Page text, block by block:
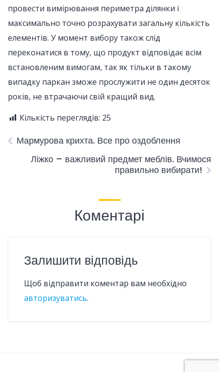
провести вимірювання периметра ділянки і
максимально точно розрахувати загальну кількість
елементів. У момент вибору також слід
переконатися в тому, що продукт відповідає всім
встановленим вимогам, так як тільки в такому
випадку паркан зможе прослужити не один десяток
років, не втрачаючи свій кращий вид.
Кількість переглядів: 25
Мармурова крихта. Все про оздоблення
Ліжко – важливий предмет меблів. Вчимося
правильно вибирати!
Коментарі
Залишити відповідь
Щоб відправити коментар вам необхідно
авторизуватись.